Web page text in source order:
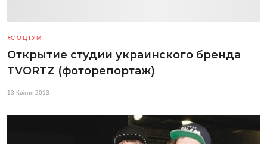
СОЦІУМ
Открытие студии украинского бренда
TVORTZ (фоторепортаж)
13 Квітня 2013